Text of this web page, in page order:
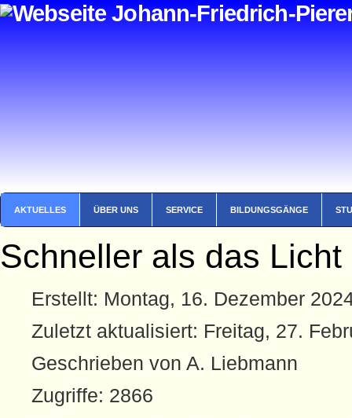
AKTUELLES ÜBER UNS SERVICE BILDUNGSGÄNGE
Schneller als das Licht
Erstellt: Montag, 16. Dezember
Zuletzt aktualisiert: Freitag, 27.
Geschrieben von A. Liebmann
Zugriffe: 2866